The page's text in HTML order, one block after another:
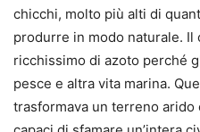
chicchi, molto più alti di
produrre in modo naturale. Il
ricchissimo di azoto perché
pesce e altra vita marina.
trasformava un terreno